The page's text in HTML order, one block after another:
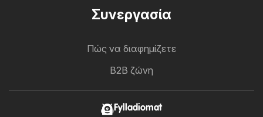
Συνεργασία
Πώς να διαφημίζετε
B2B ζώνη
Fylladiomat